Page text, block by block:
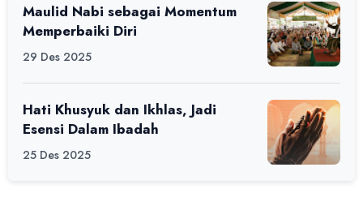
Maulid Nabi sebagai Momentum
Memperbaiki Diri
29 Des 2025
Hati Khusyuk dan Ikhlas, Jadi
Esensi Dalam Ibadah
25 Des 2025